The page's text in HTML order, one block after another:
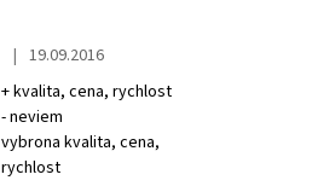
The store rating is 5 out of 5 stars.
| 19.09.2016
+ kvalita, cena, rychlost
- neviem
vybrona kvalita, cena,
rychlost